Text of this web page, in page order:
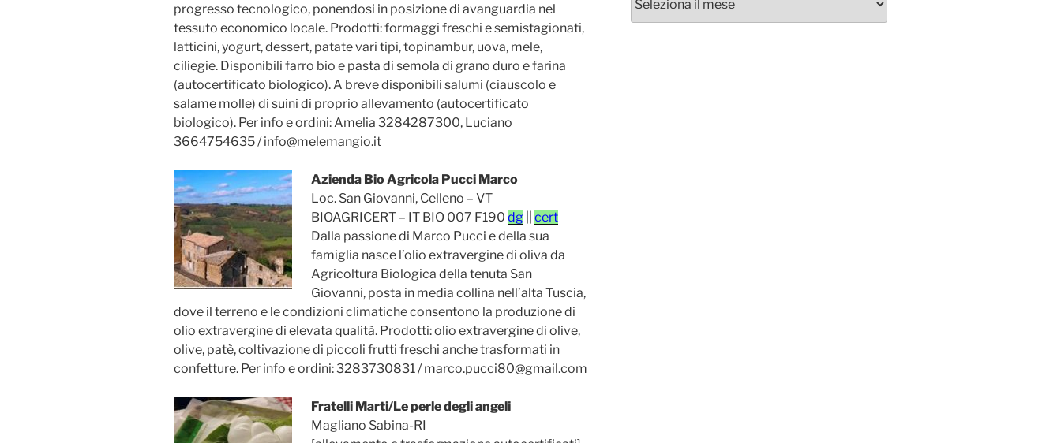
progresso tecnologico, ponendosi in posizione di avanguardia nel
tessuto economico locale. Prodotti: formaggi freschi e semistagionati,
latticini, yogurt, dessert, patate vari tipi, topinambur, uova, mele,
ciliegie. Disponibili farro bio e pasta di semola di grano duro e farina
(autocertificato biologico). A breve disponibili salumi (ciauscolo e
salame molle) di suini di proprio allevamento (autocertificato
biologico). Per info e ordini: Amelia 3284287300, Luciano
3664754635 / info@melemangio.it
Azienda Bio Agricola Pucci Marco
Loc. San Giovanni, Celleno – VT
BIOAGRICERT – IT BIO 007 F190 dg
cert
Dalla passione di Marco Pucci e della sua
famiglia nasce l’olio extravergine di oliva da
Agricoltura Biologica della tenuta San
Giovanni, posta in media collina nell’alta Tuscia,
dove il terreno e le condizioni climatiche consentono la produzione di
olio extravergine di elevata qualità. Prodotti: olio extravergine di olive,
olive, patè, coltivazione di piccoli frutti freschi anche trasformati in
confetture. Per info e ordini: 3283730831 / marco.pucci80@gmail.com
Fratelli Marti/Le perle degli angeli
Magliano Sabina-RI
mensili